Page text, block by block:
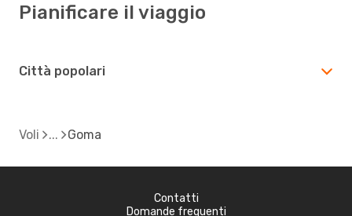
Pianificare il viaggio
Città popolari
Voli Goma
Contatti
Domande frequenti